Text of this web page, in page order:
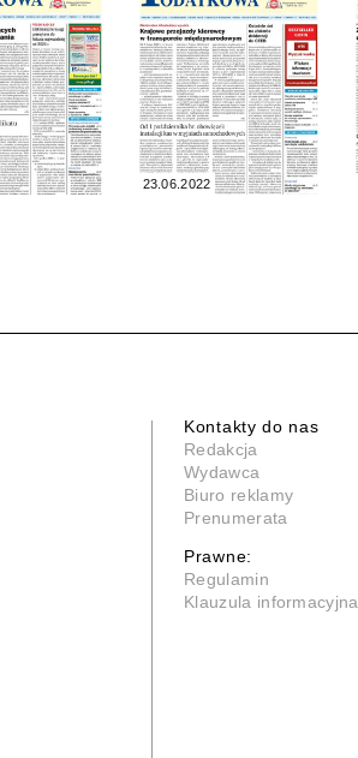
23.06.2022
Kontakty do nas
Redakcja
Wydawca
Biuro reklamy
Prenumerata
Prawne:
Regulamin
Klauzula informacyjna